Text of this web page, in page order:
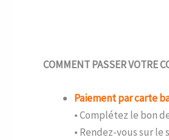
COMMENT PASSER VOTRE
Paiement par carte
• Complétez le bon
• Rendez-vous sur le